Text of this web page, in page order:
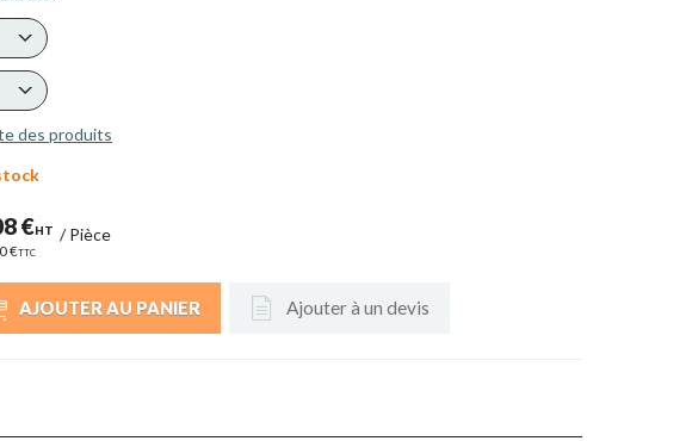
des produits
€HT
€TTC
/Pièce
AJOUTER AU PANIER Ajouter à un devis